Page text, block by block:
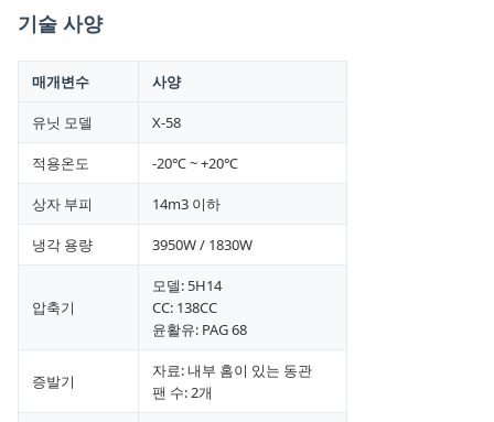
기술 사양
매개변수 사양
유닛 모델 X-58
적용온도 -20℃ ~ +20℃
상자 부피 14m3 이하
냉각 용량 3950W / 1830W
압축기
모델: 5H14
CC: 138CC
윤활유: PAG 68
증발기
자료: 내부 홈이 있는 동관
팬 수: 2개